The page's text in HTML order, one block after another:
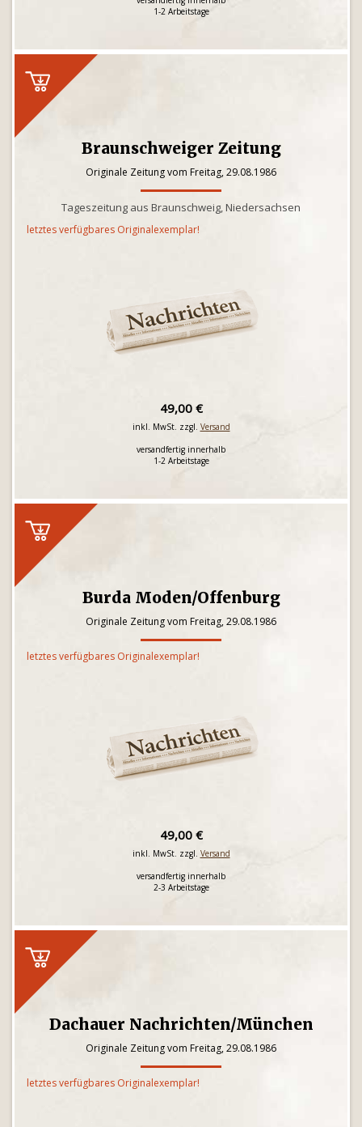
1-2 Arbeitstage
Braunschweiger Zeitung
Originale Zeitung vom Freitag, 29.08.1986
Tageszeitung aus Braunschweig, Niedersachsen
letztes verfügbares Originalexemplar!
49,00 €
inkl. MwSt. zzgl. Versand
versandfertig innerhalb
1-2 Arbeitstage
Burda Moden/Offenburg
Originale Zeitung vom Freitag, 29.08.1986
letztes verfügbares Originalexemplar!
49,00 €
inkl. MwSt. zzgl. Versand
versandfertig innerhalb
2-3 Arbeitstage
Dachauer Nachrichten/München
Originale Zeitung vom Freitag, 29.08.1986
letztes verfügbares Originalexemplar!